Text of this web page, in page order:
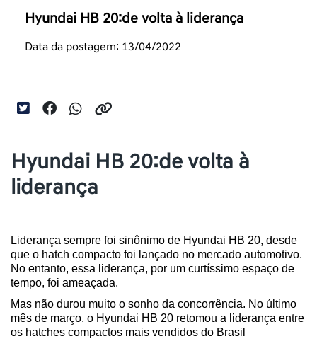
Hyundai HB 20:de volta à liderança
Data da postagem: 13/04/2022
Hyundai HB 20:de volta à
liderança
Liderança sempre foi sinônimo de Hyundai HB 20, desde
que o hatch compacto foi lançado no mercado automotivo.
No entanto, essa liderança, por um curtíssimo espaço de
tempo, foi ameaçada.
Mas não durou muito o sonho da concorrência. No último
mês de março, o Hyundai HB 20 retomou a liderança entre
os hatches compactos mais vendidos do Brasil